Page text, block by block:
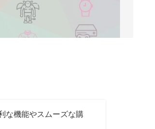
な機能やスムーズな購